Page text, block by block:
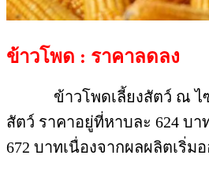
ข้าวโพด : ราคาลดลง
ข้าวโพดเลี้ยงสัตว์ ณ ไซ
สัตว์ ราคาอยู่ที่หาบละ 624 บ
672 บาทเนื่องจากผลผลิตเริ่ม